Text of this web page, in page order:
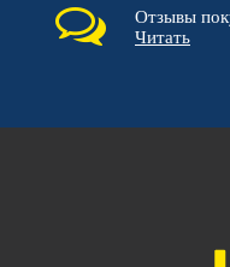
Отзывы
Читать